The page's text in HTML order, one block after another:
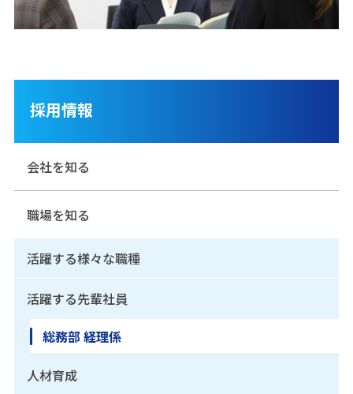
採用情報
会社を知る
職場を知る
活躍する様々な職種
活躍する先輩社員
総務部 経理係
人材育成